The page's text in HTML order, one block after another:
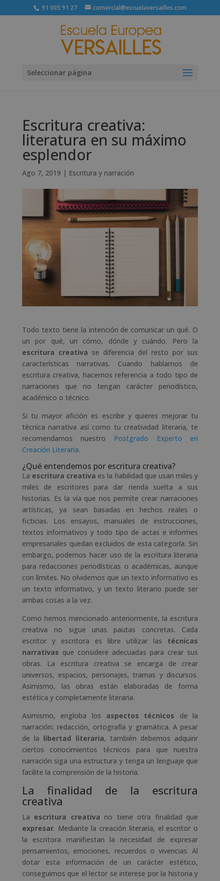
91 005 91 27 comercial@escuelaversailles.com
Seleccionar página
Escritura creativa:
literatura en su máximo
esplendor
Ago 7, 2019 | Escritura y narración
Todo texto tiene la intención de comunicar un qué. O
un por qué, un cómo, dónde y cuándo. Pero la
escritura creativa se diferencia del resto por sus
características narrativas. Cuando hablamos de
escritura creativa, hacemos referencia a todo tipo de
narraciones que no tengan carácter periodístico,
académico o técnico.
Si tu mayor afición es escribir y quieres mejorar tu
técnica narrativa así como tu creatividad literaria, te
recomendamos nuestro Postgrado Experto en
Creación Literaria.
¿Qué entendemos por escritura creativa?
La escritura creativa es la habilidad que usan miles y
miles de escritores para dar rienda suelta a sus
historias. Es la vía que nos permite crear narraciones
artísticas, ya sean basadas en hechos reales o
ficticias. Los ensayos, manuales de instrucciones,
textos informativos y todo tipo de actas e informes
empresariales quedan excluidos de esta categoría. Sin
embargo, podemos hacer uso de la escritura literaria
para redacciones periodísticas o académicas, aunque
con límites. No olvidemos que un texto informativo es
un texto informativo, y un texto literario puede ser
ambas cosas a la vez.
Como hemos mencionado anteriormente, la escritura
creativa no sigue unas pautas concretas. Cada
escritor y escritora es libre utilizar las técnicas
narrativas que considere adecuadas para crear sus
obras. La escritura creativa se encarga de crear
universos, espacios, personajes, tramas y discursos.
Asimismo, las obras están elaboradas de forma
estética y completamente literaria.
Asimismo, engloba los aspectos técnicos de la
narración: redacción, ortografía y gramática. A pesar
de la libertad literaria, también debemos adquirir
ciertos conocimientos técnicos para que nuestra
narración siga una estructura y tenga un lenguaje que
facilite la comprensión de la historia.
La finalidad de la escritura
creativa
La escritura creativa no tiene otra finalidad que
expresar. Mediante la creación literaria, el escritor o
la escritora manifiestan la necesidad de expresar
pensamientos, emociones, recuerdos o vivencias. Al
dotar esta información de un carácter estético,
conseguimos que el lector se interese por la historia y